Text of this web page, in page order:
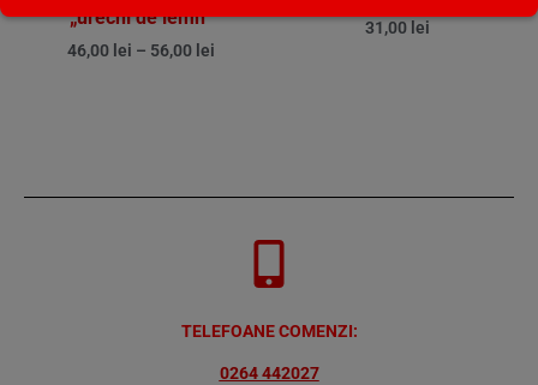
„urechi de lemn”
46,00 lei – 56,00 lei
31,00 lei
TELEFOANE COMENZI:
0264 442027